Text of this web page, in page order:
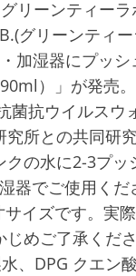
リーンティー
グリーンティ
加湿器にプッ
）」が発売
抗ウイルスウ
所との共同研
の水に2-3プ
でご使用くだ
イズです。実
めご了承くだ
、DPG クエン